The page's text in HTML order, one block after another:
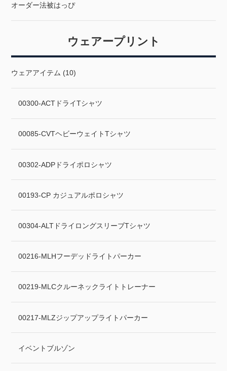
オーダー法被はっぴ
ウェアープリント
ウェアアイテム (10)
00300-ACTドライTシャツ
00085-CVTヘビーウェイトTシャツ
00302-ADPドライポロシャツ
00193-CP カジュアルポロシャツ
00304-ALTドライロングスリーブTシャツ
00216-MLHフーデッドライトパーカー
00219-MLCクルーネックライトトレーナー
00217-MLZジップアップライトパーカー
イベントブルゾン